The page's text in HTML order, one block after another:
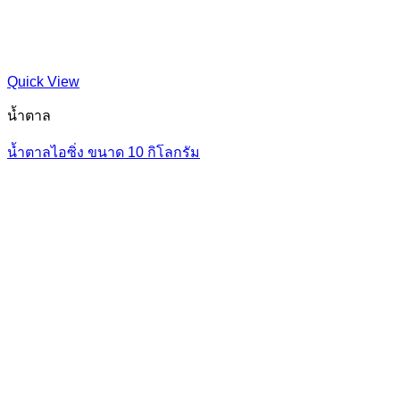
Quick View
น้ำตาล
น้ำตาลไอซิ่ง ขนาด 10 กิโลกรัม